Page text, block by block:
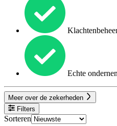
Echte
Meer over de zekerheden
Filters
Sorteren